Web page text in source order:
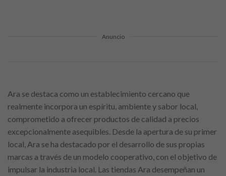
Anuncio
Ara se destaca como un establecimiento cercano que
realmente incorpora un espíritu, ambiente y sabor local,
comprometido a ofrecer productos de calidad a precios
excepcionalmente asequibles. Desde la apertura de su primer
local, Ara se ha destacado por el desarrollo de sus propias
marcas a través de un modelo cooperativo, con el objetivo de
impulsar la industria local. Las tiendas Ara desempeñan un